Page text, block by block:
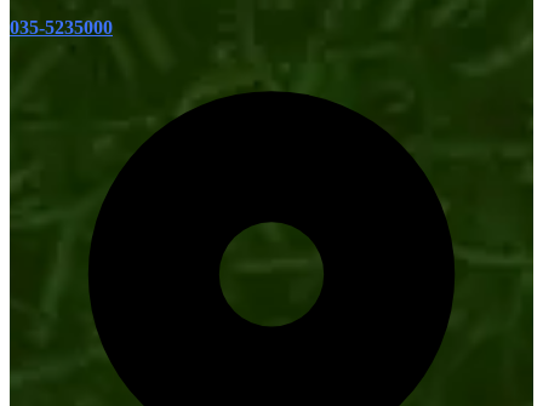
035-5235000